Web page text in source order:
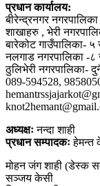
प्रधान कार्यालय:
बीरेन्द्रनगर
शाखाहरु , भेरी
बारेकोट गाउँपालिका-
नलगाड नगरपालिका -८
ठुलिभेरी नगरपालिका-
089-594528,
अध्यक्षःनन्दा शाही
प्रधान सम्पादकःहेमन्त
मोहन जंग शाही (डेस्क
सञ्जय केसी